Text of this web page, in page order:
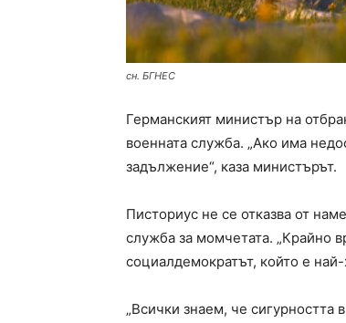
сн. БГНЕС
Германският министър на
военната служба. „Ако има
задължение“, каза министърът.
Писториус не се отказва от
служба за момчетата. „Крайно
социалдемократът, който е
„Всички знаем, че сигурността